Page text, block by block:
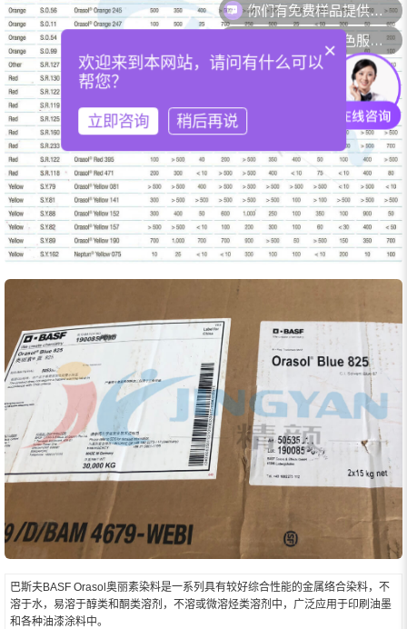
巴斯夫BASF Orasol奥丽素染料是一系列具有较好综合性能的金属络合染料，不
溶于水，易溶于醇类和酮类溶剂，不溶或微溶烃类溶剂中，广泛应用于印刷油墨
和各种油漆涂料中。
你们可以提供配色服务吗？
×
欢迎来到本网站，请问有什么可以
帮您？
立即咨询 稍后再说